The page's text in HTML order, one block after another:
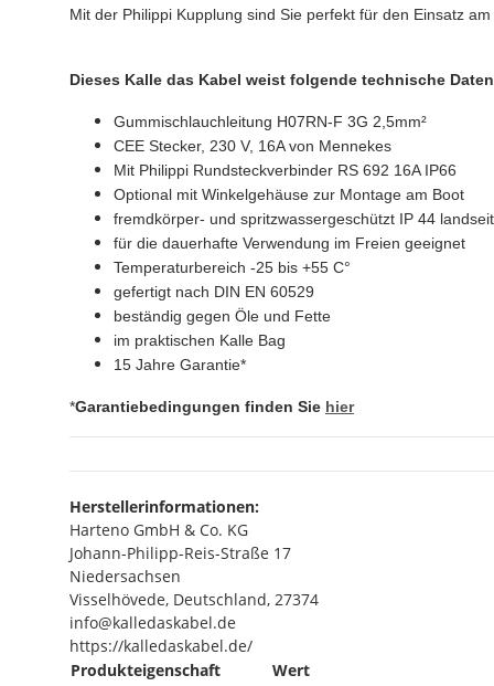
Mit der Philippi Kupplung sind Sie perfekt für den Einsatz
Dieses Kalle das Kabel weist folgende technische
Gummischlauchleitung H07RN-F 3G 2,5mm²
CEE Stecker, 230 V, 16A von Mennekes
Mit Philippi Rundsteckverbinder RS 692 16A IP66
Optional mit Winkelgehäuse zur Montage am Boot
fremdkörper- und spritzwassergeschützt IP 44
für die dauerhafte Verwendung im Freien geeignet
Temperaturbereich -25 bis +55 C°
gefertigt nach DIN EN 60529
beständig gegen Öle und Fette
im praktischen Kalle Bag
15 Jahre Garantie*
*Garantiebedingungen finden Sie hier
Herstellerinformationen:
Harteno GmbH & Co. KG
Johann-Philipp-Reis-Straße 17
Niedersachsen
Visselhövede, Deutschland, 27374
info@kalledaskabel.de
https://kalledaskabel.de/
Produkteigenschaft
Wert